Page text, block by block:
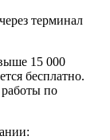
терминал
15 000
бесплатно.
работы по